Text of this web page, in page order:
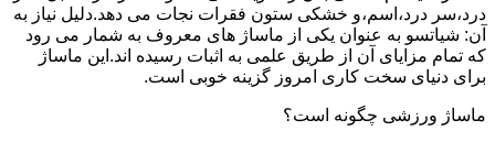
درد،سر درد،اسم،و خشکی ستون فقرات نجات می دهد.دلیل نیاز به
آن: شیاتسو به عنوان یکی از ماساژ های معروف به شمار می رود
که تمام مزایای آن از طریق علمی به اثبات رسیده اند.این ماساژ
برای دنیای سخت کاری امروز گزینه خوبی است.
ماساژ ورزشی چگونه است؟